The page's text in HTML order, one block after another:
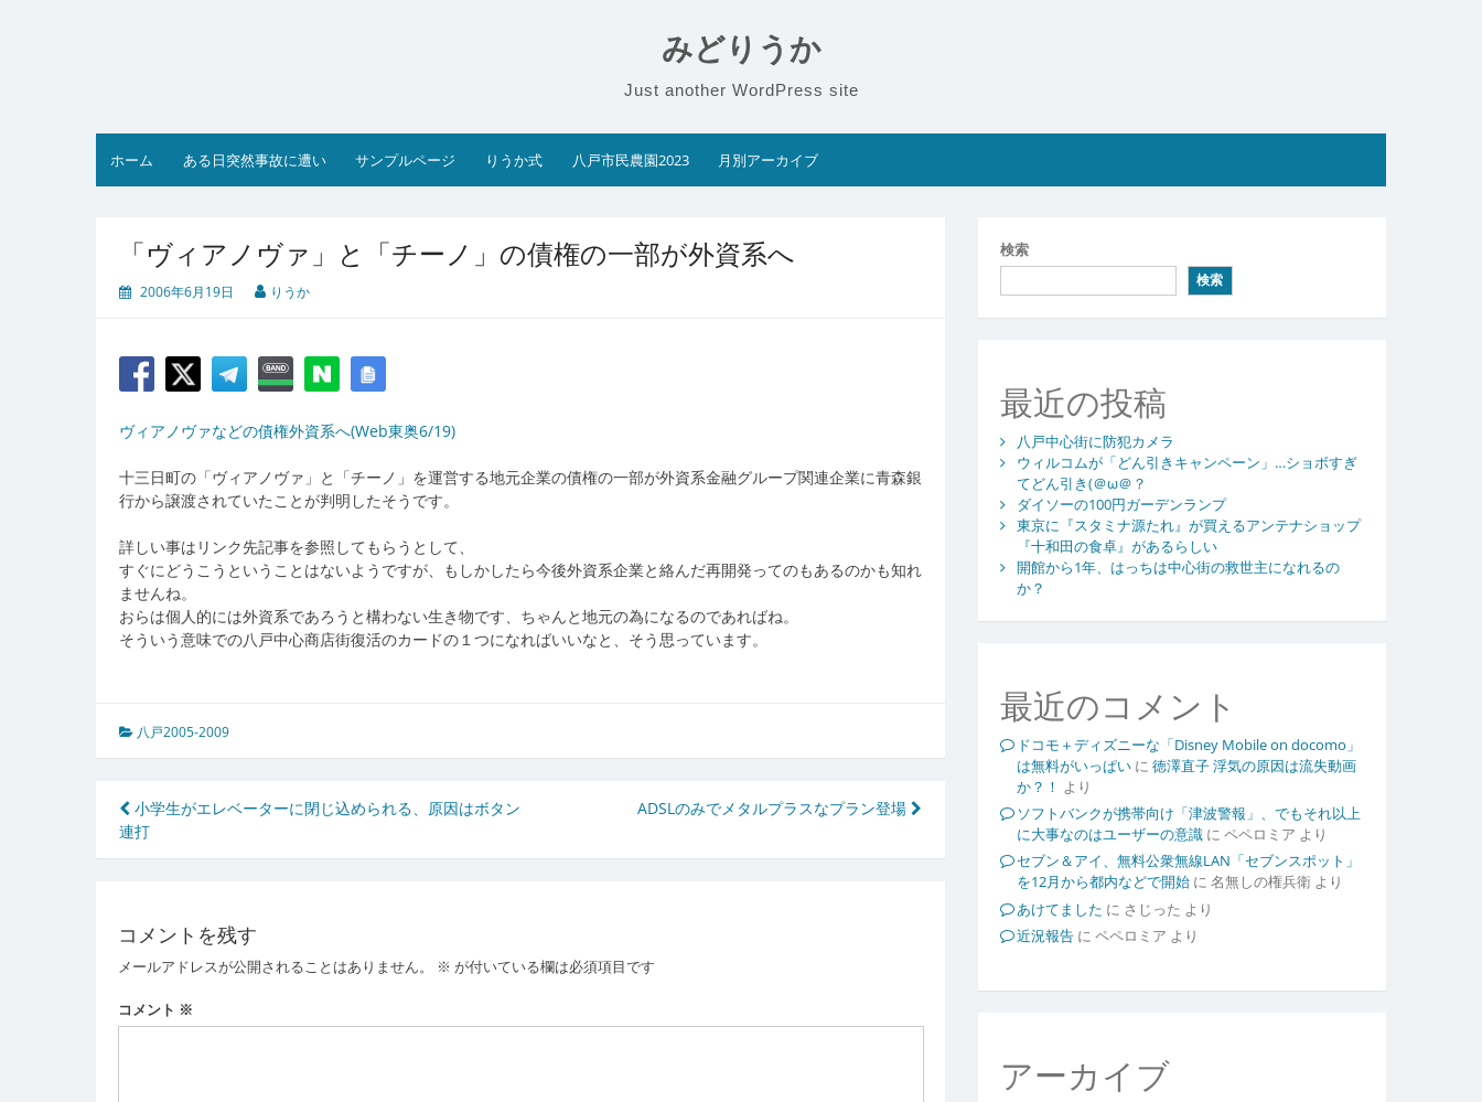
みどりうか
Just another WordPress site
ホーム ある日突然事故に遭い サンプルページ りうか式 八戸市民農園2023 月別アーカイブ
「ヴィアノヴァ」と「チーノ」の債権の一部が外資系へ
2006年6月19日 りうか
ヴィアノヴァなどの債権外資系へ(Web東奥6/19)
十三日町の「ヴィアノヴァ」と「チーノ」を運営する地元企業の債権の一部が外資系金融グループ関連企業に青森銀
行から譲渡されていたことが判明したそうです。
詳しい事はリンク先記事を参照してもらうとして、
すぐにどうこうということはないようですが、もしかしたら今後外資系企業と絡んだ再開発ってのもあるのかも知れ
ませんね。
おらは個人的には外資系であろうと構わない生き物です、ちゃんと地元の為になるのであればね。
そういう意味での八戸中心商店街復活のカードの１つになればいいなと、そう思っています。
八戸2005-2009
投
稿
ビ
ゲ
ー
シ
小学生がエレベーターに閉じ込められる、原因はボタン
連打
ADSLのみでメタルプラスなプラン登場
コメントを残す
メールアドレスが公開されることはありません。 ※ が付いている欄は必須項目です
コメント ※
検索
検索
最近の投稿
八戸中心街に防犯カメラ
ウィルコムが「どん引きキャンペーン」…ショボすぎ
てどん引き(＠ω＠？
ダイソーの100円ガーデンランプ
東京に『スタミナ源たれ』が買えるアンテナショップ
『十和田の食卓』があるらしい
開館から1年、はっちは中心街の救世主になれるの
か？
最近のコメント
ドコモ＋ディズニーな「Disney Mobile on docomo」
は無料がいっぱいに 徳澤直子 浮気の原因は流失動画
か？！ より
ソフトバンクが携帯向け「津波警報」、でもそれ以上
に大事なのはユーザーの意識に ペペロミア より
セブン＆アイ、無料公衆無線LAN「セブンスポット」
を12月から都内などで開始に 名無しの権兵衛より
あけてました に さじった より
近況報告に ペペロミア より
アーカイブ